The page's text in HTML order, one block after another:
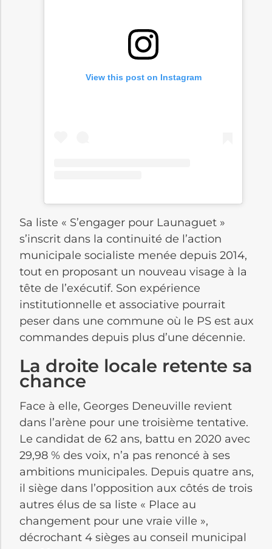
View this post on Instagram
Sa liste « S’engager pour Launaguet »
s’inscrit dans la continuité de l’action
municipale socialiste menée depuis 2014,
tout en proposant un nouveau visage à la
tête de l’exécutif. Son expérience
institutionnelle et associative pourrait
peser dans une commune où le PS est aux
commandes depuis plus d’une décennie.
La droite locale retente sa
chance
Face à elle, Georges Deneuville revient
dans l’arène pour une troisième tentative.
Le candidat de 62 ans, battu en 2020 avec
29,98 % des voix, n’a pas renoncé à ses
ambitions municipales. Depuis quatre ans,
il siège dans l’opposition aux côtés de trois
autres élus de sa liste « Place au
changement pour une vraie ville »,
décrochant 4 sièges au conseil municipal